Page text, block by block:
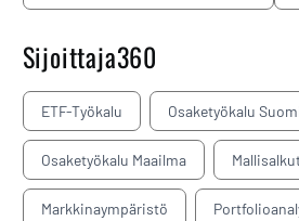
Sijoittaja360
ETF-Työkalu Osaketyökalu
Osaketyökalu Maailma
Markkinaympäristö